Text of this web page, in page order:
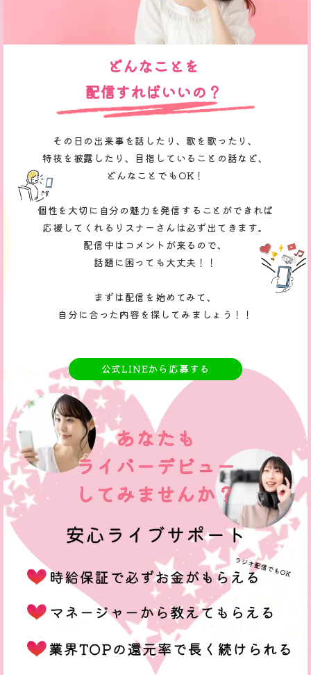
どんなことを
配信すればいいの？
その日の出来事を話したり、歌を歌ったり、
特技を披露したり、目指していることの話など、
どんなことでもOK！
個性を大切に自分の魅力を発信することができれば
応援してくれるリスナーさんは必ず出てきます。
配信中はコメントが来るので、
話題に困っても大丈夫！！
まずは配信を始めてみて、
自分に合った内容を探してみましょう！！
公式LINEから応募する